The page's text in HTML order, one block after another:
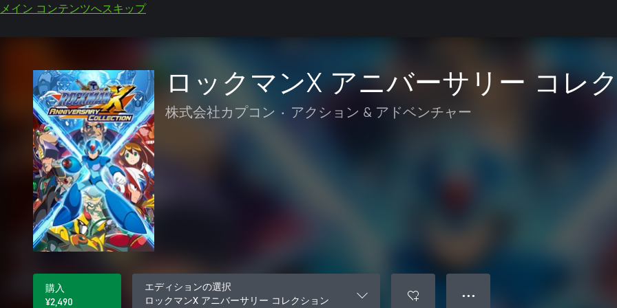
メイン コンテンツへスキップ
ロックマンX アニバーサリー コレ
株式会社カプコン • アクション & アドベンチャー
購入
¥2,490
エディションの選択
ロックマンX アニバーサリー コレクション
● ● ●